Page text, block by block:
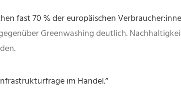
fast 70 % der europäischen
Greenwashing deutlich.
im Handel.“